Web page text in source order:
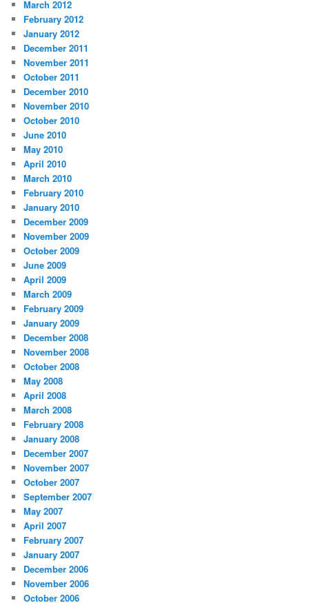
March 2012
February 2012
January 2012
December 2011
November 2011
October 2011
December 2010
November 2010
October 2010
June 2010
May 2010
April 2010
March 2010
February 2010
January 2010
December 2009
November 2009
October 2009
June 2009
April 2009
March 2009
February 2009
January 2009
December 2008
November 2008
October 2008
May 2008
April 2008
March 2008
February 2008
January 2008
December 2007
November 2007
October 2007
September 2007
May 2007
April 2007
February 2007
January 2007
December 2006
November 2006
October 2006